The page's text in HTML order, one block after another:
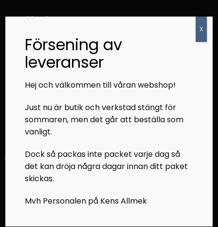
307Mil
RELATERADE PRODUKTER
Styrled SnoPro 600 -12
STYRSTAG
Försening av
leveranser
Hej och välkommen till våran webshop!
Just nu är butik och verkstad stängt för
sommaren, men det går att beställa som
vanligt.
Dock så packas inte packet varje dag så
det kan dröja några dagar innan ditt paket
skickas.
Mvh Personalen på Kens Allmek
X